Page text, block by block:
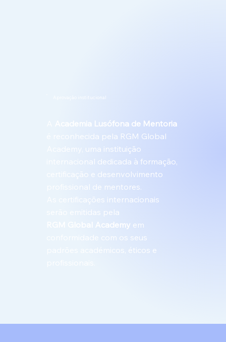
Aprovação institucional
Academia Lusófona de Mentoria
é reconhecida pela RGM Global
Academy, uma instituição
internacional dedicada à formação,
certificação e desenvolvimento
profissional de mentores.
As certificações internacionais
serão emitidas pela
RGM Global Academy em
conformidade com os seus
padrões académicos, éticos e